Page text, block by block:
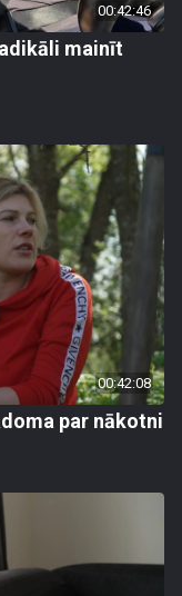
00:42:46
mainīt
00:42:08
par nākotni